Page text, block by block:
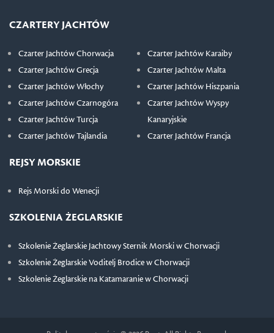
CZARTERY JACHTÓW
Czarter Jachtów Chorwacja
Czarter Jachtów Grecja
Czarter Jachtów Włochy
Czarter Jachtów Czarnogóra
Czarter Jachtów Turcja
Czarter Jachtów Tajlandia
Czarter Jachtów Karaiby
Czarter Jachtów Malta
Czarter Jachtów Hiszpania
Czarter Jachtów Wyspy
Kanaryjskie
Czarter Jachtów Francja
REJSY MORSKIE
Rejs Morski do Wenecji
SZKOLENIA ŻEGLARSKIE
Szkolenie Żeglarskie Jachtowy Sternik Morski w Chorwacji
Szkolenie Żeglarskie Voditelj Brodice w Chorwacji
Szkolenie Żeglarskie na Katamaranie w Chorwacji